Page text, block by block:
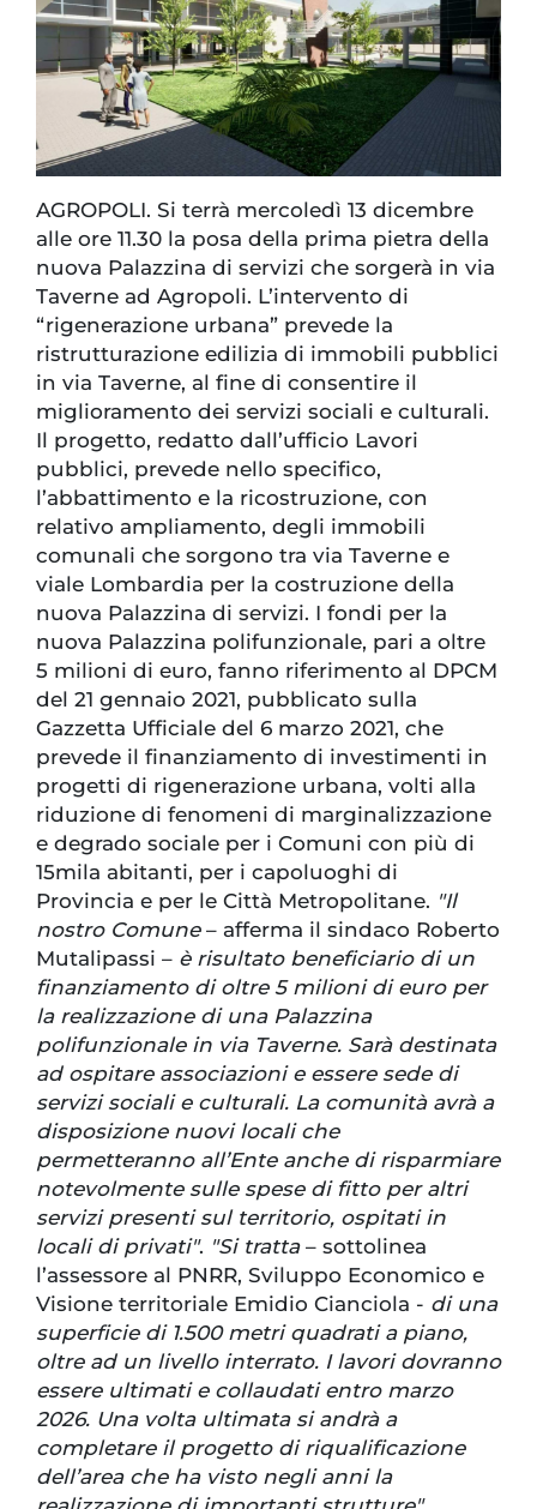
AGROPOLI. Si terrà mercoledì 13 dicembre
alle ore 11.30 la posa della prima pietra della
nuova Palazzina di servizi che sorgerà in via
Taverne ad Agropoli. L’intervento di
“rigenerazione urbana” prevede la
ristrutturazione edilizia di immobili pubblici
in via Taverne, al fine di consentire il
miglioramento dei servizi sociali e culturali.
Il progetto, redatto dall’ufficio Lavori
pubblici, prevede nello specifico,
l’abbattimento e la ricostruzione, con
relativo ampliamento, degli immobili
comunali che sorgono tra via Taverne e
viale Lombardia per la costruzione della
nuova Palazzina di servizi. I fondi per la
nuova Palazzina polifunzionale, pari a oltre
5 milioni di euro, fanno riferimento al DPCM
del 21 gennaio 2021, pubblicato sulla
Gazzetta Ufficiale del 6 marzo 2021, che
prevede il finanziamento di investimenti in
progetti di rigenerazione urbana, volti alla
riduzione di fenomeni di marginalizzazione
e degrado sociale per i Comuni con più di
15mila abitanti, per i capoluoghi di
Provincia e per le Città Metropolitane. "Il
nostro Comune– afferma il sindaco Roberto
Mutalipassi – è risultato beneficiario di un
finanziamento di oltre 5 milioni di euro per
la realizzazione di una Palazzina
polifunzionale in via Taverne. Sarà destinata
ad ospitare associazioni e essere sede di
servizi sociali e culturali. La comunità avrà a
disposizione nuovi locali che
permetteranno all’Ente anche di risparmiare
notevolmente sulle spese di fitto per altri
servizi presenti sul territorio, ospitati in
locali di privati". "Si tratta– sottolinea
l’assessore al PNRR, Sviluppo Economico e
Visione territoriale Emidio Cianciola - di una
superficie di 1.500 metri quadrati a piano,
oltre ad un livello interrato. I lavori dovranno
essere ultimati e collaudati entro marzo
2026. Una volta ultimata si andrà a
completare il progetto di riqualificazione
dell’area che ha visto negli anni la